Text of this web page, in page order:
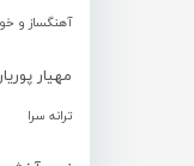
آهنگساز و
مهیار
ترانه سرا